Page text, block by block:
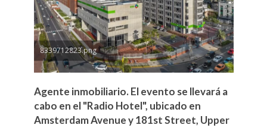
8339712823.png
Agente inmobiliario. El evento se llevará a
cabo en el "Radio Hotel", ubicado en
Amsterdam Avenue y 181st Street, Upper